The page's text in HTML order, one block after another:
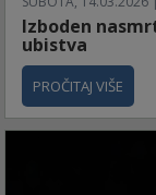
Izboden
ubistva
PROČITAJ VIŠE